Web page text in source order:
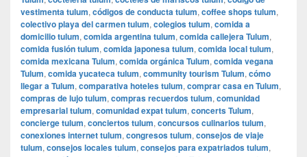
vestimenta tulum, códigos de conducta tulum, coffee shops tulum,
colectivo playa del carmen tulum, colegios tulum, comida a
domicilio tulum, comida argentina tulum, comida callejera Tulum,
comida fusión tulum, comida japonesa tulum, comida local tulum,
comida mexicana Tulum, comida orgánica Tulum, comida vegana
Tulum, comida yucateca tulum, community tourism Tulum, cómo
llegar a Tulum, comparativa hoteles tulum, comprar casa en Tulum,
compras de lujo tulum, compras recuerdos tulum, comunidad
empresarial tulum, comunidad expat tulum, concerts Tulum,
concierge tulum, conciertos tulum, concursos culinarios tulum,
conexiones internet tulum, congresos tulum, consejos de viaje
tulum, consejos locales tulum, consejos para expatriados tulum,